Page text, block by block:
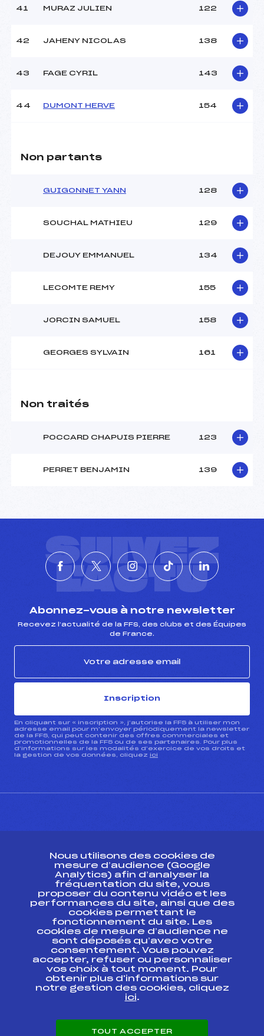
41 MURAZ JULIEN 122
42 JAHENY NICOLAS 138
43 FAGE CYRIL 143
44 DUMONT HERVE 154
Non partants
GUIGONNET YANN 128
SOUCHAL MATHIEU 129
DEJOUY EMMANUEL 134
LECOMTE REMY 155
JORCIN SAMUEL 158
GEORGES SYLVAIN 161
Non traités
POCCARD CHAPUIS PIERRE 123
PERRET BENJAMIN 139
SUIVEZ
L'ACTU
Abonnez-vous à notre newsletter
Recevez l’actualité de la FFS, des clubs et des Équipes
de France.
Inscription
En cliquant sur « inscription », j’autorise la FFS à utiliser mon
adresse email pour m’envoyer périodiquement la newsletter
de la FFS, qui peut contenir des offres commerciales et
promotionnelles de la FFS ou de ses partenaires. Pour plus
d’informations sur les modalités d’exercice de vos droits et
la gestion de vos données, cliquez ici
Ressources
Pass’Neige
Projet sportif fédéral
Projet de performance fédéral
Antidopage
Pôle Développement, Formation, Suivi
Scientifique
Listes ministérielles
Pôle vie de l’athlète
Enseignement professionnel
Nous utilisons des cookies de
mesure d’audience (Google
Analytics) afin d’analyser la
fréquentation du site, vous
proposer du contenu vidéo et les
performances du site, ainsi que des
cookies permettant le
fonctionnement du site. Les
cookies de mesure d’audience ne
sont déposés qu’avec votre
consentement. Vous pouvez
accepter, refuser ou personnaliser
vos choix à tout moment. Pour
obtenir plus d'informations sur
notre gestion des cookies, cliquez
ici.
TOUT ACCEPTER